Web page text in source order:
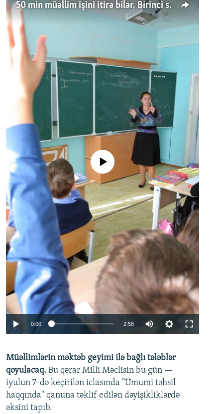
50 min müəllim işini itirə bilər. Birinci sinfə gedənlər azalır
No media source currently available
0:00 2:58
360p
480p
720p
Müəllimlərin məktəb geyimi ilə bağlı tələblər
qoyulacaq. Bu qərar Milli Məclisin bu gün —
iyulun 7-də keçirilən iclasında "Ümumi təhsil
haqqında" qanuna təklif edilən dəyişikliklərdə
əksini tapıb.